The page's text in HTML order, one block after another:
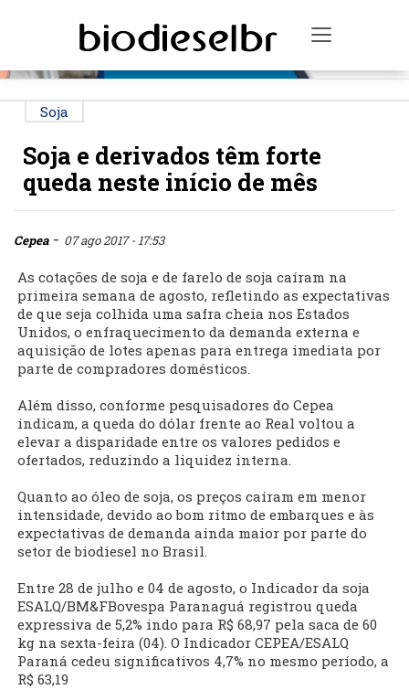
Toggle
Soja
Soja e derivados têm forte
queda neste início de mês
Cepea- 07 ago 2017 - 17:53
As cotações de soja e de farelo de soja caíram na
primeira semana de agosto, refletindo as expectativas
de que seja colhida uma safra cheia nos Estados
Unidos, o enfraquecimento da demanda externa e
aquisição de lotes apenas para entrega imediata por
parte de compradores domésticos.
Além disso, conforme pesquisadores do Cepea
indicam, a queda do dólar frente ao Real voltou a
elevar a disparidade entre os valores pedidos e
ofertados, reduzindo a liquidez interna.
Quanto ao óleo de soja, os preços caíram em menor
intensidade, devido ao bom ritmo de embarques e às
expectativas de demanda ainda maior por parte do
setor de biodiesel no Brasil.
Entre 28 de julho e 04 de agosto, o Indicador da soja
ESALQ/BM&FBovespa Paranaguá registrou queda
expressiva de 5,2% indo para R$ 68,97 pela saca de 60
kg na sexta-feira (04). O Indicador CEPEA/ESALQ
Paraná cedeu significativos 4,7% no mesmo período, a
R$ 63,19